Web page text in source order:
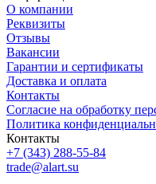
О компании
Реквизиты
Отзывы
Вакансии
Гарантии и сертификаты
Доставка и оплата
Контакты
Согласие на обработку
Политика
Контакты
+7 (343) 288-55-84
trade@alart.su